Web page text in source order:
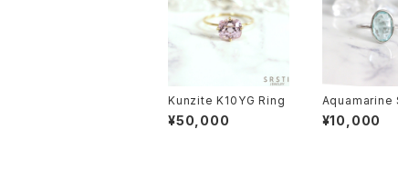
Kunzite K10YG Ring
¥50,000
Aquamarine
Ring B
¥10,000